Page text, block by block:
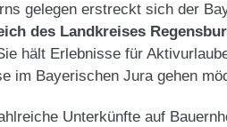
gelegen erstreckt sich der
des Landkreises
hält Erlebnisse für
im Bayerischen Jura gehen
Unterkünfte auf